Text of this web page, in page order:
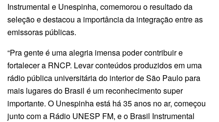
Instrumental e Unespinha, comemorou o resultado da
seleção e destacou a importância da integração entre as
emissoras públicas.
“Pra gente é uma alegria imensa poder contribuir e
fortalecer a RNCP. Levar conteúdos produzidos em uma
rádio pública universitária do interior de São Paulo para
mais lugares do Brasil é um reconhecimento super
importante. O Unespinha está há 35 anos no ar, começou
junto com a Rádio UNESP FM, e o Brasil Instrumental